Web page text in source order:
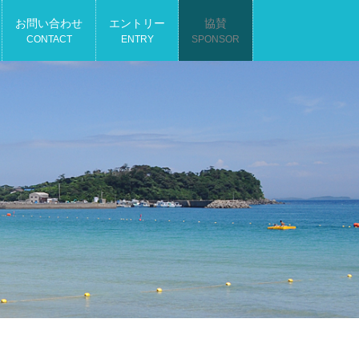
お問い合わせ
CONTACT
エントリー
ENTRY
協賛
SPONSOR